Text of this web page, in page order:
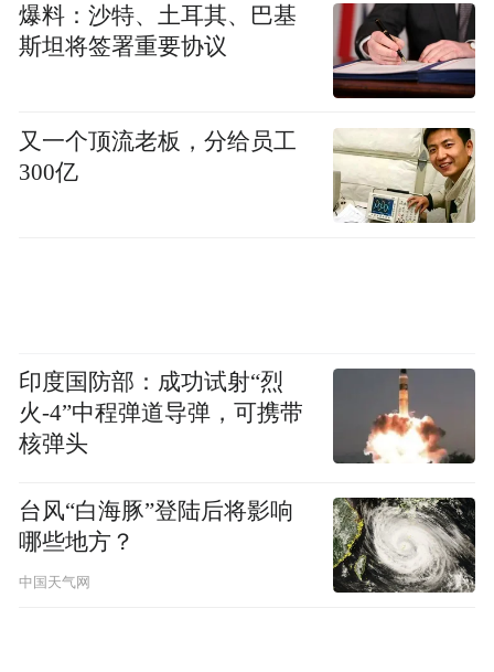
by the user of Dafeng Hao, which is a social media
platform and merely provides information storage
space services.”
爆料：沙特、土耳其、巴基
斯坦将签署重要协议
又一个顶流老板，分给员工
300亿
印度国防部：成功试射“烈
火-4”中程弹道导弹，可携带
核弹头
台风“白海豚”登陆后将影响
哪些地方？
中国天气网